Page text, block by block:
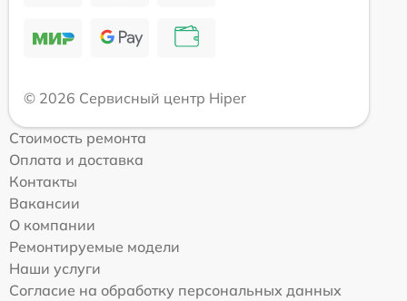
© 2026 Сервисный центр Hiper
Стоимость ремонта
Оплата и доставка
Контакты
Вакансии
О компании
Ремонтируемые модели
Наши услуги
Согласие на обработку персональных данных